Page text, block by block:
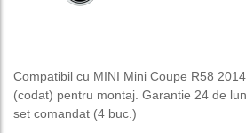
fost:
Compatibil cu MINI Mini Coupe R58
(codat) pentru montaj. Garantie 24 de
set comandat (4 buc.)